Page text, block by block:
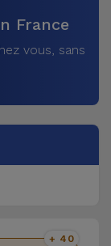
France
vous, sans
+ 40